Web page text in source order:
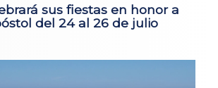
sus fiestas en honor a
del 24 al 26 de julio